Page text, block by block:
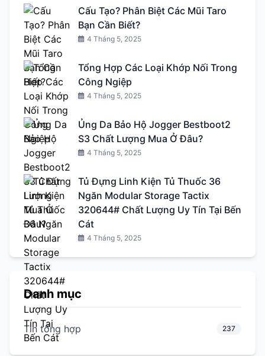
Cấu Tạo? Phân Biệt Các Mũi Taro
Bạn Cần Biết?
4 Tháng 5, 2025
Tổng Hợp Các Loại Khớp Nối Trong
Công Ngiệp
4 Tháng 5, 2025
Ủng Da Bảo Hộ Jogger Bestboot2
S3 Chất Lượng Mua Ở Đâu?
4 Tháng 5, 2025
Tủ Đựng Linh Kiện Tủ Thuốc 36
Ngăn Modular Storage Tactix
320644# Chất Lượng Uy Tín Tại Bến
Cát
4 Tháng 5, 2025
Danh mục
Tin tổng hợp 237